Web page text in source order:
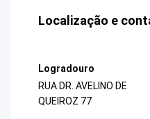
Localização e
Logradouro
RUA DR. AVELINO DE
QUEIROZ 77